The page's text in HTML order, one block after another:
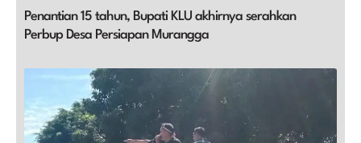
Penantian 15 tahun, Bupati KLU akhirnya serahkan
Perbup Desa Persiapan Murangga